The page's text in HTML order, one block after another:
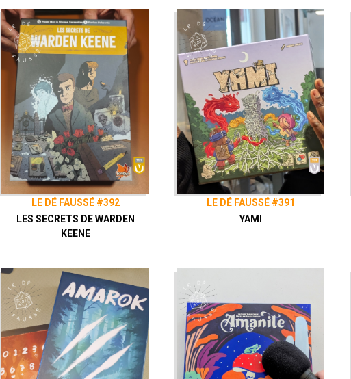
LE DÉ FAUSSÉ #392
LES SECRETS DE WARDEN
KEENE
LE DÉ FAUSSÉ #391
YAMI